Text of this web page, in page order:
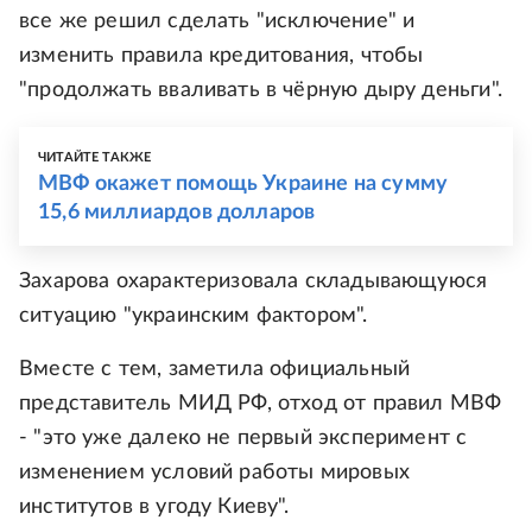
все же решил сделать "исключение" и
изменить правила кредитования, чтобы
"продолжать вваливать в чёрную дыру деньги".
ЧИТАЙТЕ ТАКЖЕ
МВФ окажет помощь Украине на сумму
15,6 миллиардов долларов
Захарова охарактеризовала складывающуюся
ситуацию "украинским фактором".
Вместе с тем, заметила официальный
представитель МИД РФ, отход от правил МВФ
- "это уже далеко не первый эксперимент с
изменением условий работы мировых
институтов в угоду Киеву".